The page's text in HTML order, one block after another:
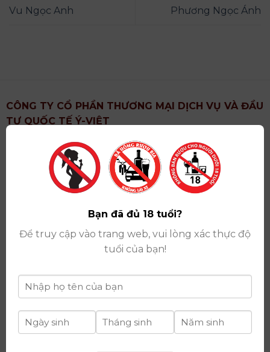
Vu Ngọc Anh Phương Ngọc Ánh
CÔNG TY CỔ PHẦN THƯƠNG MẠI DỊCH VỤ VÀ ĐẦU
TƯ QUỐC TẾ Ý-VIỆT
: Khu 6, Xã Hoài Đức, Thành Phố Hà Nội
Showroom: Số 09 Phố Liễu Giai, Phường Ngọc Hà,
Thành Phố Hà Nội
Giấy ĐKKD số: 0102751615 do Sở Tài Chính Thành
Phố Hà Nội cấp lần đầu ngày 07/05/2008,đăng ký
thay đổi lần thứ 17 ngày 06/08/2025
Giấy phép Phân Phối Rượu số : 529/GP-BCT do Bộ
Công Thương cấp ngày 14/11/2022
Ngân hàng:Ngân hàng TMCP Đầu tư và phát triển
Việt Nam (BIDV)
tư quốc tế Ý-Việt
Bạn đã đủ 18 tuổi?
Để truy cập vào trang web, vui lòng xác thực độ
tuổi của bạn!